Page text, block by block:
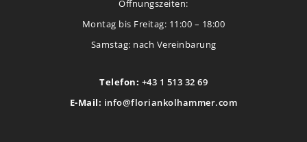
Öffnungszeiten:
Montag bis Freitag: 11:00 – 18:00
Samstag: nach Vereinbarung
Telefon: +43 1 513 32 69
E-Mail: info@floriankolhammer.com